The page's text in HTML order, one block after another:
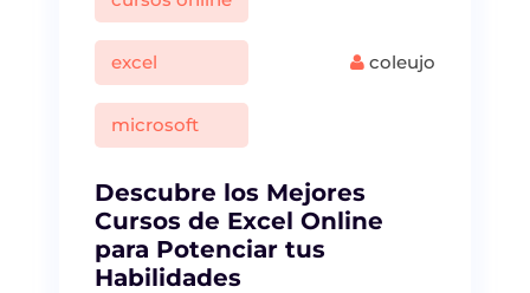
excel
microsoft
coleujo
Descubre los Mejores
Cursos de Excel Online
para Potenciar tus
Habilidades